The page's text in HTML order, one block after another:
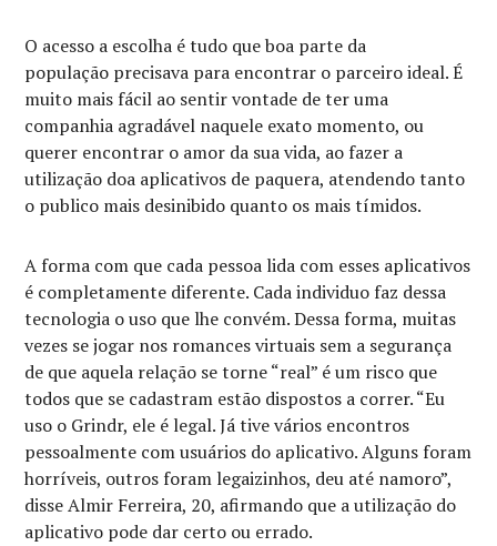
O acesso a escolha é tudo que boa parte da
população precisava para encontrar o parceiro ideal. É
muito mais fácil ao sentir vontade de ter uma
companhia agradável naquele exato momento, ou
querer encontrar o amor da sua vida, ao fazer a
utilização doa aplicativos de paquera, atendendo tanto
o publico mais desinibido quanto os mais tímidos.
A forma com que cada pessoa lida com esses aplicativos
é completamente diferente. Cada individuo faz dessa
tecnologia o uso que lhe convém. Dessa forma, muitas
vezes se jogar nos romances virtuais sem a segurança
de que aquela relação se torne “real” é um risco que
todos que se cadastram estão dispostos a correr. “Eu
uso o Grindr, ele é legal. Já tive vários encontros
pessoalmente com usuários do aplicativo. Alguns foram
horríveis, outros foram legaizinhos, deu até namoro”,
disse Almir Ferreira, 20, afirmando que a utilização do
aplicativo pode dar certo ou errado.